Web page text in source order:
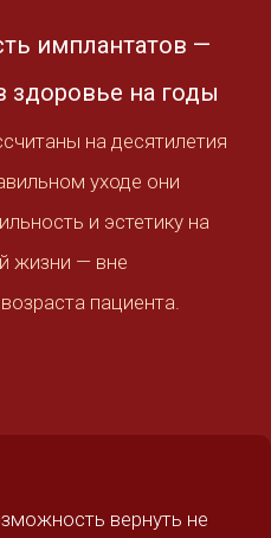
имплантатов —
здоровье на годы
на десятилетия
уходе они
и эстетику на
жизни — вне
пациента.
вернуть не